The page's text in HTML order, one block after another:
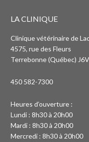
LA CLINIQUE
Clinique vétérinaire de
4575, rue des Fleurs
Terrebonne (Québec)
450 582-7300
Heures d’ouverture :
Lundi : 8h30 à 20h00
Mardi : 8h30 à 20h00
Mercredi : 8h30 à 20h00